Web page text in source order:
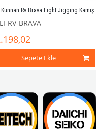
Rv Brava Light Jigging Kamış
RV-BRAVA
Sepete Ekle